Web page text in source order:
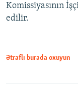
Komissiyasının
edilir.
Ətraflı burada oxuyun